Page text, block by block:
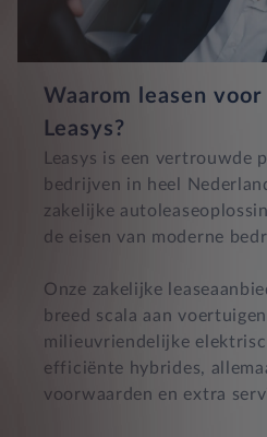
Waarom leasen
Leasys?
Leasys is een vertrouwde
bedrijven in heel
zakelijke
de eisen van moderne
Onze zakelijke
breed scala aan
milieuvriendelijke
efficiënte hybrides,
voorwaarden en extra